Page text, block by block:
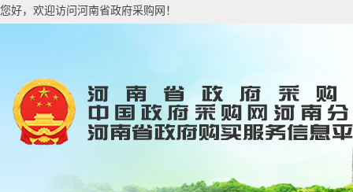
您好，欢迎访问河南省政府采购网！